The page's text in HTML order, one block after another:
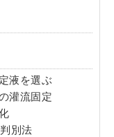
液を選ぶ
灌流固定
別法